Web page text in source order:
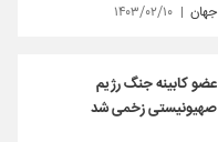
جهان ۱۴۰۳/۰۲/۱۰
عضو کابینه جنگ رژیم
صهیونیستی زخمی شد